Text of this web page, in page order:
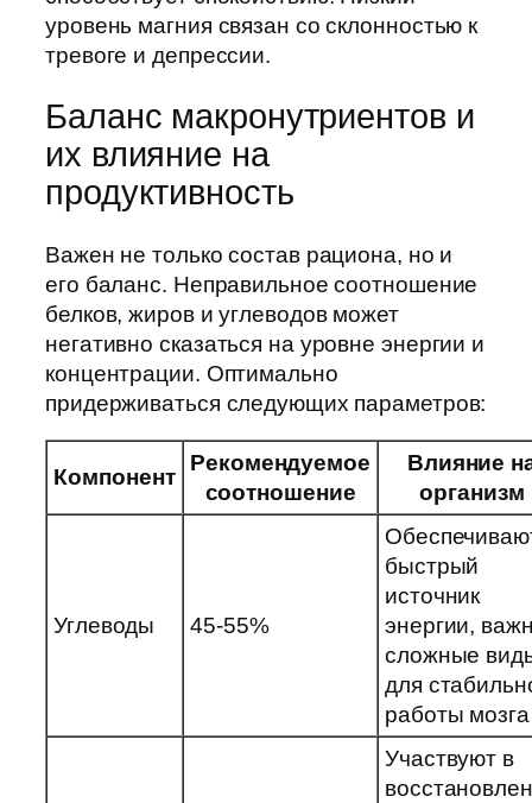
уровень магния связан со склонностью к
тревоге и депрессии.
Баланс макронутриентов и
их влияние на
продуктивность
Важен не только состав рациона, но и
его баланс. Неправильное соотношение
белков, жиров и углеводов может
негативно сказаться на уровне энергии и
концентрации. Оптимально
придерживаться следующих параметров:
Компонент
Рекомендуемое
соотношение
Влияние
организм
Углеводы 45-55%
быстрый
источник
энергии,
сложные
для
работы мозга
Участвуют в